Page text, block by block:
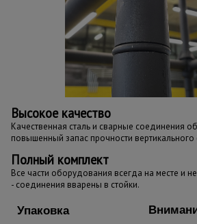
Высокое качество
Качественная сталь и сварные соединения
повышенный запас прочности
Полный комплект
Все части оборудования всегда на месте и
- соединения вварены в стойки.
Упаковка